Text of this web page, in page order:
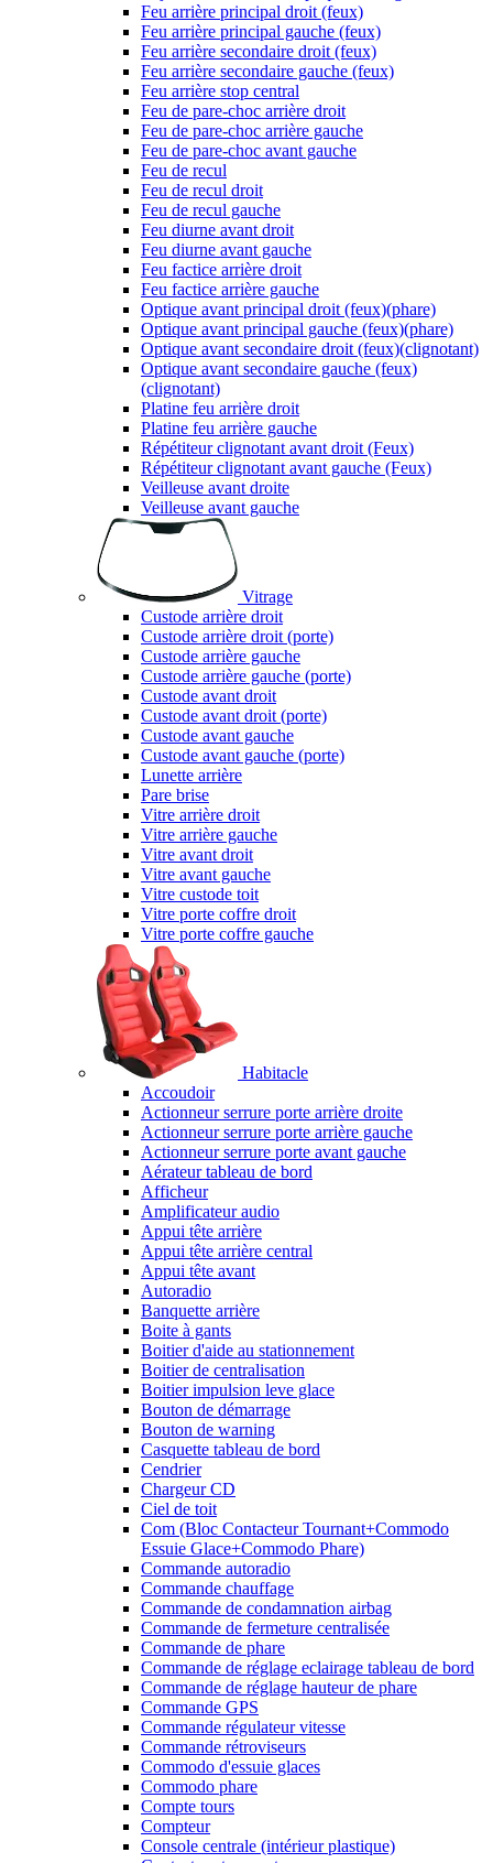
Feu arrière principal droit (feux)
Feu arrière principal gauche (feux)
Feu arrière secondaire droit (feux)
Feu arrière secondaire gauche (feux)
Feu arrière stop central
Feu de pare-choc arrière droit
Feu de pare-choc arrière gauche
Feu de pare-choc avant gauche
Feu de recul
Feu de recul droit
Feu de recul gauche
Feu diurne avant droit
Feu diurne avant gauche
Feu factice arrière droit
Feu factice arrière gauche
Optique avant principal droit (feux)(phare)
Optique avant principal gauche (feux)(phare)
Optique avant secondaire droit (feux)(clignotant)
Optique avant secondaire gauche (feux)
(clignotant)
Platine feu arrière droit
Platine feu arrière gauche
Répétiteur clignotant avant droit (Feux)
Répétiteur clignotant avant gauche (Feux)
Veilleuse avant droite
Veilleuse avant gauche
Vitrage
Custode arrière droit
Custode arrière droit (porte)
Custode arrière gauche
Custode arrière gauche (porte)
Custode avant droit
Custode avant droit (porte)
Custode avant gauche
Custode avant gauche (porte)
Lunette arrière
Pare brise
Vitre arrière droit
Vitre arrière gauche
Vitre avant droit
Vitre avant gauche
Vitre custode toit
Vitre porte coffre droit
Vitre porte coffre gauche
Habitacle
Accoudoir
Actionneur serrure porte arrière droite
Actionneur serrure porte arrière gauche
Actionneur serrure porte avant gauche
Aérateur tableau de bord
Afficheur
Amplificateur audio
Appui tête arrière
Appui tête arrière central
Appui tête avant
Autoradio
Banquette arrière
Boite à gants
Boitier d'aide au stationnement
Boitier de centralisation
Boitier impulsion leve glace
Bouton de démarrage
Bouton de warning
Casquette tableau de bord
Cendrier
Chargeur CD
Ciel de toit
Com (Bloc Contacteur Tournant+Commodo
Essuie Glace+Commodo Phare)
Commande autoradio
Commande chauffage
Commande de condamnation airbag
Commande de fermeture centralisée
Commande de phare
Commande de réglage eclairage tableau de bord
Commande de réglage hauteur de phare
Commande GPS
Commande régulateur vitesse
Commande rétroviseurs
Commodo d'essuie glaces
Commodo phare
Compte tours
Compteur
Console centrale (intérieur plastique)